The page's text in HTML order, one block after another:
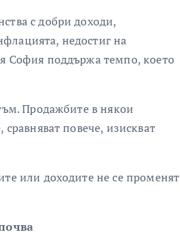
с добри доходи,
недостиг на
София поддържа темпо, което
Продажбите в някои
повече, изискват
или доходите не се променят